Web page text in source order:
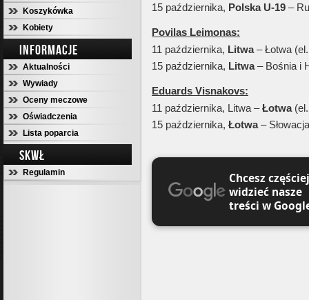
Koszykówka
Kobiety
INFORMACJE
Aktualności
Wywiady
Oceny meczowe
Oświadczenia
Lista poparcia
SKWŁ
Regulamin
15 października, Polska U-19 –
Povilas Leimonas:
11 października, Litwa– Łotwa
15 października, Litwa– Bośnia i
Eduards Visnakovs:
11 października, Litwa –Łotwa
15 października, Łotwa–
Chcesz częściej
widzieć nasze
treści w